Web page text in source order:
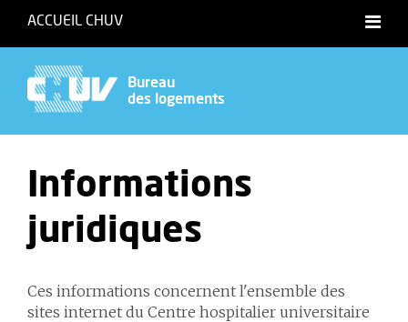
ACCUEIL CHUV
Bureau
des logements
Informations
juridiques
Ces informations concernent l'ensemble des
sites internet du Centre hospitalier universitaire